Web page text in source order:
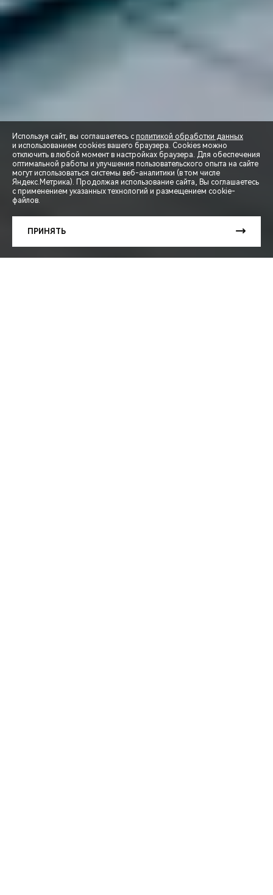
Используя сайт, вы соглашаетесь с политикой обработки данных
и использованием cookies вашего браузера. Cookies можно
отключить в любой момент в настройках браузера. Для обеспечения
оптимальной работы и улучшения пользовательского опыта на сайте
могут использоваться системы веб-аналитики (в том числе
Яндекс.Метрика). Продолжая использование сайта, Вы соглашаетесь
с применением указанных технологий и размещением cookie-
файлов.
ПРИНЯТЬ